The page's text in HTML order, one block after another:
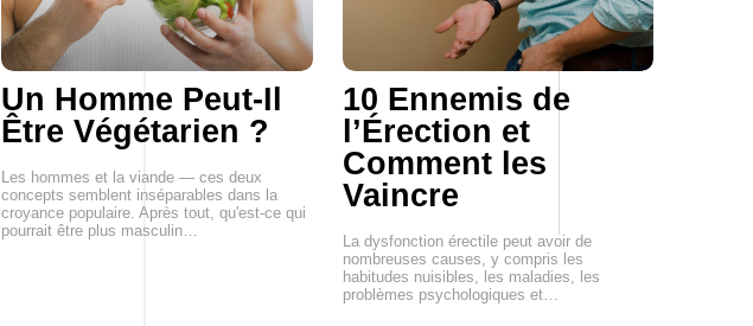
Un Homme Peut-Il
Être Végétarien ?
Les hommes et la viande — ces deux
concepts semblent inséparables dans la
croyance populaire. Après tout, qu'est-ce qui
pourrait être plus masculin…
10 Ennemis de
l’Érection et
Comment les
Vaincre
La dysfonction érectile peut avoir de
nombreuses causes, y compris les
habitudes nuisibles, les maladies, les
problèmes psychologiques et…